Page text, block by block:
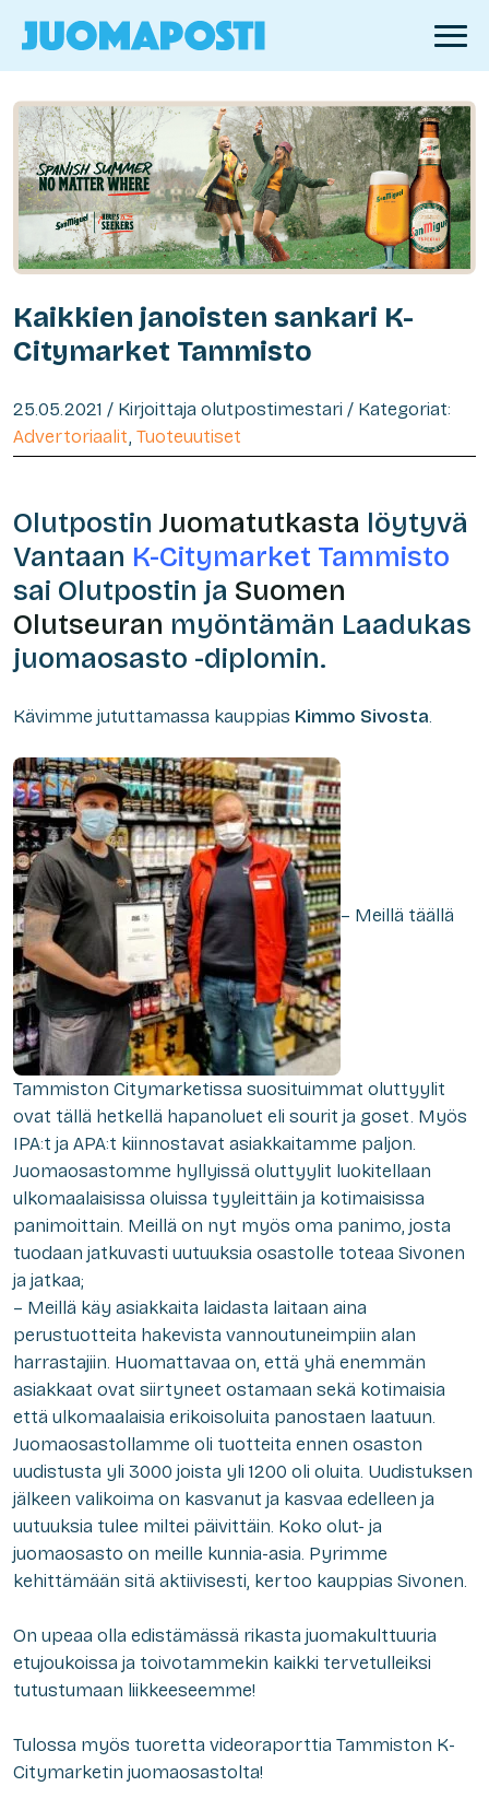
Kaikkien janoisten sankari K-
Citymarket Tammisto
25.05.2021 / Kirjoittaja olutpostimestari / Kategoriat:
Advertoriaalit, Tuoteuutiset
Olutpostin Juomatutkasta löytyvä
Vantaan K-Citymarket Tammisto
sai Olutpostin ja Suomen
Olutseuran myöntämän Laadukas
juomaosasto -diplomin.
Kävimme jututtamassa kauppias Kimmo Sivosta.
– Meillä täällä
Tammiston Citymarketissa suosituimmat oluttyylit
ovat tällä hetkellä hapanoluet eli sourit ja goset. Myös
IPA:t ja APA:t kiinnostavat asiakkaitamme paljon.
Juomaosastomme hyllyissä oluttyylit luokitellaan
ulkomaalaisissa oluissa tyyleittäin ja kotimaisissa
panimoittain. Meillä on nyt myös oma panimo, josta
tuodaan jatkuvasti uutuuksia osastolle toteaa Sivonen
ja jatkaa;
– Meillä käy asiakkaita laidasta laitaan aina
perustuotteita hakevista vannoutuneimpiin alan
harrastajiin. Huomattavaa on, että yhä enemmän
asiakkaat ovat siirtyneet ostamaan sekä kotimaisia
että ulkomaalaisia erikoisoluita panostaen laatuun.
Juomaosastollamme oli tuotteita ennen osaston
uudistusta yli 3000 joista yli 1200 oli oluita. Uudistuksen
jälkeen valikoima on kasvanut ja kasvaa edelleen ja
uutuuksia tulee miltei päivittäin. Koko olut- ja
juomaosasto on meille kunnia-asia. Pyrimme
kehittämään sitä aktiivisesti, kertoo kauppias Sivonen.
On upeaa olla edistämässä rikasta juomakulttuuria
etujoukoissa ja toivotammekin kaikki tervetulleiksi
tutustumaan liikkeeseemme!
Tulossa myös tuoretta videoraporttia Tammiston K-
Citymarketin juomaosastolta!